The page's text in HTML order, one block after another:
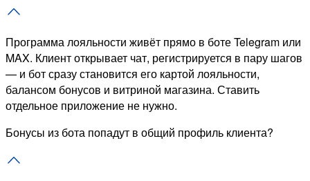
Программа лояльности живёт прямо в боте Telegram или
MAX. Клиент открывает чат, регистрируется в пару шагов
— и бот сразу становится его картой лояльности,
балансом бонусов и витриной магазина. Ставить
отдельное приложение не нужно.
Бонусы из бота попадут в общий профиль клиента?